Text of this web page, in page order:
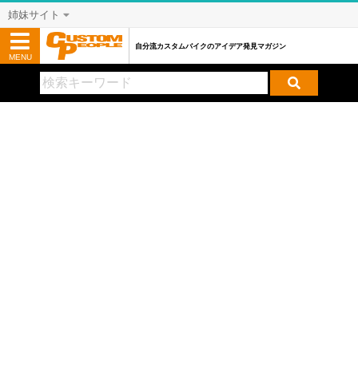
姉妹サイト
MENU
自分流カスタムバイクのアイデア発見マガジン